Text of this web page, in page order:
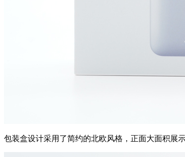
包装盒设计采用了简约的北欧风格，正面大面积展